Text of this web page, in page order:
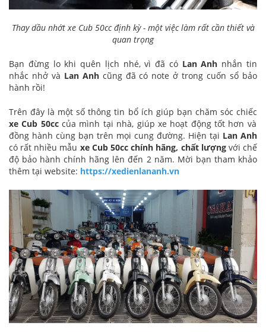
Thay dầu nhớt xe Cub 50cc định kỳ - một việc làm rất cần thiết và
quan trọng
Bạn đừng lo khi quên lịch nhé, vì đã cóLan Anh nhắn tin
nhắc nhở và Lan Anhcũng đã có note ở trong cuốn sổ bảo
hành rồi!
Trên đây là một số thông tin bổ ích giúp bạn chăm sóc chiếc
xe Cub 50cccủa mình tại nhà, giúp xe hoạt động tốt hơn và
đồng hành cùng bạn trên mọi cung đường. Hiện tại Lan Anh
có rất nhiều mẫu xe Cub 50cc chính hãng, chất lượngvới chế
độ bảo hành chính hãng lên đến 2 năm. Mời bạn tham khảo
thêm tại website: https://xedienlananh.vn